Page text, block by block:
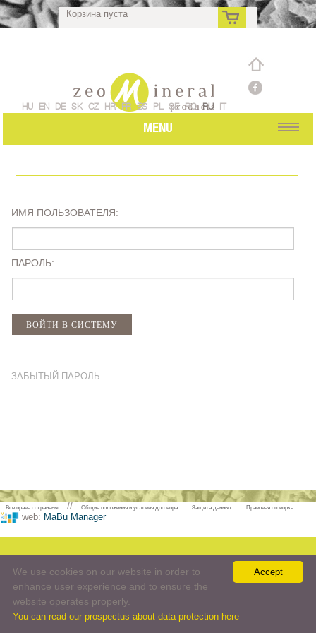
Корзина пуста
ru
HU EN DE SK CZ HR FR ES PL SE RO RU IT
MENU
ИМЯ ПОЛЬЗОВАТЕЛЯ:
ПАРОЛЬ:
ЗАБЫТЫЙ ПАРОЛЬ
Все права сохранены // Общие положения и условия договора Защита данных Правовая оговорка
web: MaBu Manager
Accept
We use cookies on our website in order to
enhance user experience and to ensure the
website operates properly.
You can read our prospectus about data protection here